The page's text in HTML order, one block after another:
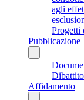
agli
Progetti
Pubblicazione
Affidamento